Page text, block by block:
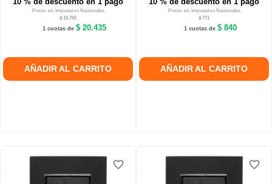
Precio sin Impuestos Nacionales
$ 18.765
1 cuotas de$ 20.435
AÑADIR AL CARRITO
Precio sin Impuestos Nacionales
$ 771
1 cuotas de$ 840
AÑADIR AL CARRITO
favorite_border
favorite_border
favorite_border favorite_border
favorite_border
favorite_border